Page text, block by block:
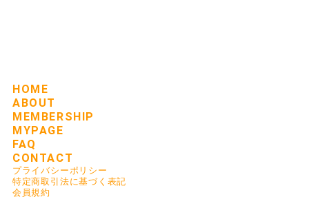
HOME
ABOUT
MEMBERSHIP
MYPAGE
FAQ
CONTACT
プライバシーポリシー
特定商取引法に基づく表記
会員規約